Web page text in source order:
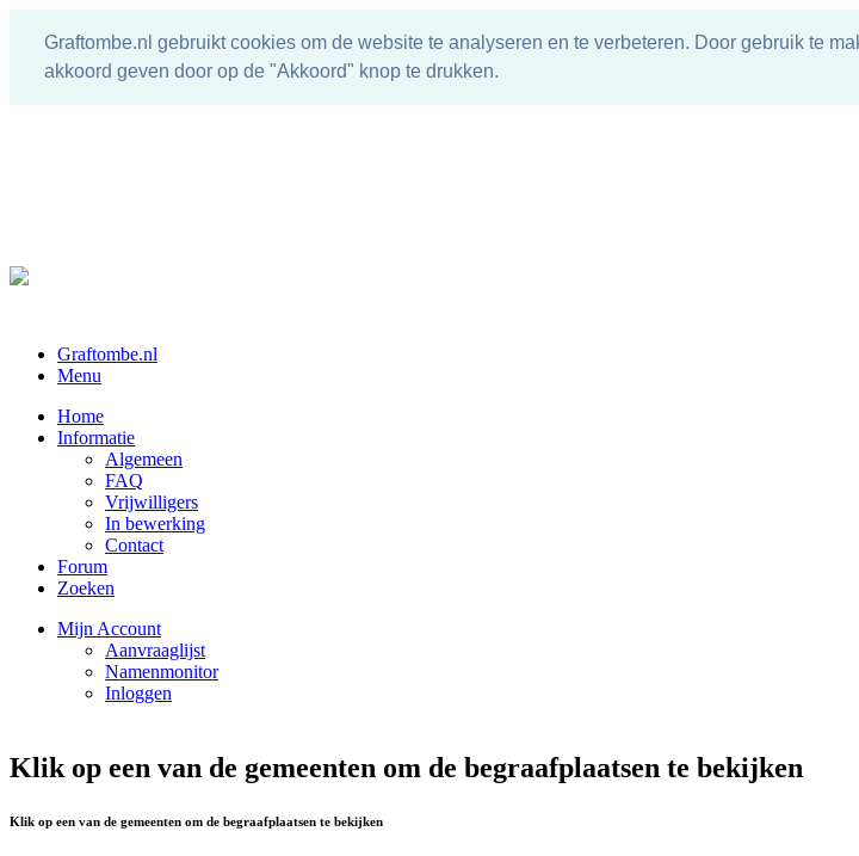
Graftombe.nl gebruikt cookies om de website te analyseren en te verbeteren. Door gebruik te
akkoord geven door op de "Akkoord" knop te drukken.
Graftombe.nl
Menu
Home
Informatie
Algemeen
FAQ
Vrijwilligers
In bewerking
Contact
Forum
Zoeken
Mijn Account
Aanvraaglijst
Namenmonitor
Inloggen
Klik op een van de gemeenten om de begraafplaatsen te bekijken
Klik op een van de gemeenten om de begraafplaatsen te bekijken